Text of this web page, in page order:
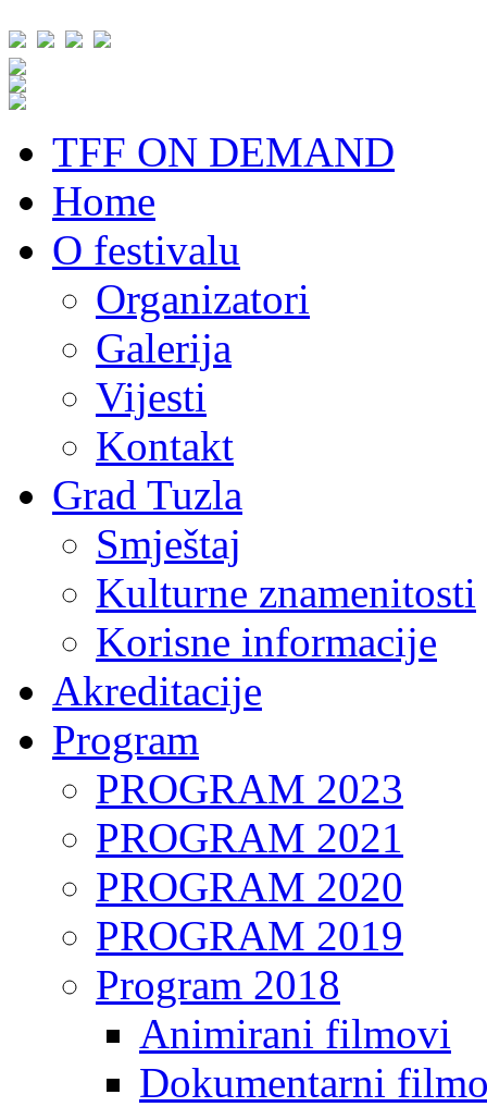
TFF ON DEMAND
Home
O festivalu
Organizatori
Galerija
Vijesti
Kontakt
Grad Tuzla
Smještaj
Kulturne znamenitosti
Korisne informacije
Akreditacije
Program
PROGRAM 2023
PROGRAM 2021
PROGRAM 2020
PROGRAM 2019
Program 2018
Animirani filmovi
Dokumentarni